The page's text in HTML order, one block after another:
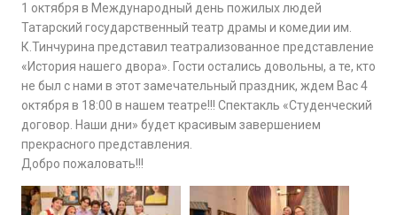
1 октября в Международный день пожилых людей
Татарский государственный театр драмы и комедии им.
К.Тинчурина представил театрализованное представление
«История нашего двора». Гости остались довольны, а те, кто
не был с нами в этот замечательный праздник, ждем Вас 4
октября в 18:00 в нашем театре!!! Спектакль «Студенческий
договор. Наши дни» будет красивым завершением
прекрасного представления.
Добро пожаловать!!!